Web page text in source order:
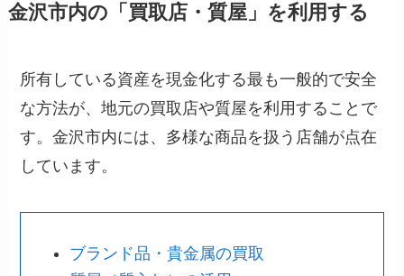
金沢市内の「買取店・質屋」を利用する
所有している資産を現金化する最も一般的で安全
な方法が、地元の買取店や質屋を利用することで
す。金沢市内には、多様な商品を扱う店舗が点在
しています。
ブランド品・貴金属の買取